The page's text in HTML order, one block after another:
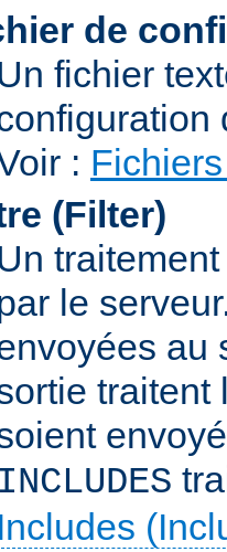
de
fichier
:
(Filter)
le
au
traitent
INCLUDES
Includes